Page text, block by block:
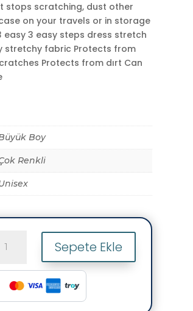
stops scratching, dust other
on your travels or in storage
easy 3 easy steps dress stretch
stretchy fabric Protects from
Protects from dırt Can
Boy
Renkli
Sepete Ekle